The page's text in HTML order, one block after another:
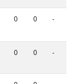
0 0 -
0 0 -